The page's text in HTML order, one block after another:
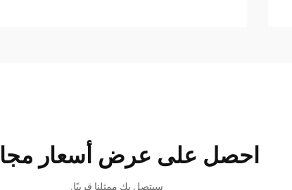
احصل على عرض أسعار
سيتصل بك ممثلنا قريبًا.